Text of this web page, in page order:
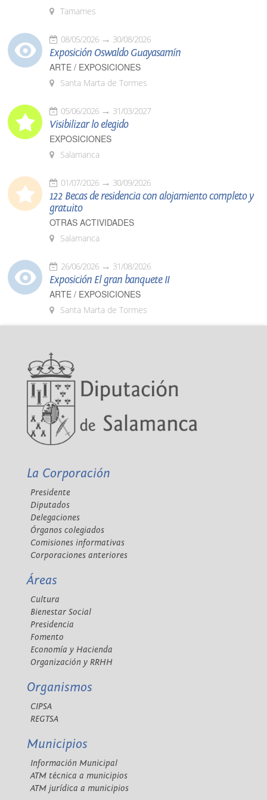
Tamames
08/05/2026 30/08/2026
Exposición Oswaldo Guayasamín
ARTE / EXPOSICIONES
Santa Marta de Tormes
05/06/2026 31/03/2027
Visibilizar lo elegido
EXPOSICIONES
Salamanca
01/07/2026 30/09/2026
122 Becas de residencia con alojamiento completo y
gratuito
OTRAS ACTIVIDADES
Salamanca
26/06/2026 31/08/2026
Exposición El gran banquete II
ARTE / EXPOSICIONES
Santa Marta de Tormes
La Corporación
Presidente
Diputados
Delegaciones
Órganos colegiados
Comisiones informativas
Corporaciones anteriores
Áreas
Cultura
Bienestar Social
Presidencia
Fomento
Economía y Hacienda
Organización y RRHH
Organismos
CIPSA
REGTSA
Municipios
Información Municipal
ATM técnica a municipios
ATM jurídica a municipios